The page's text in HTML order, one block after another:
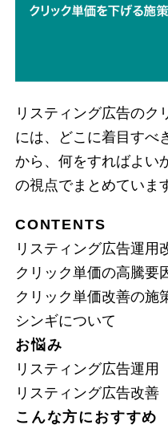
プライバシーポリ
リスティング広告のク
には、どこに着目すべ
から、何をすればよい
の視点でまとめていま
CONTENTS
リスティング広告運用
クリック単価の高騰要
クリック単価改善の施
シンギについて
お悩み
リスティング広告運用
リスティング広告改善
こんな方におすすめ